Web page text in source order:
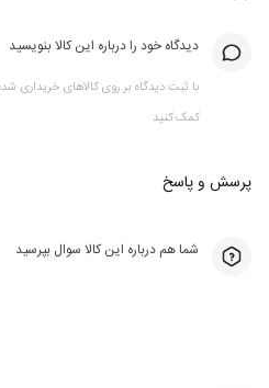
دیدگاه خود را درباره این کالا بنویسید
با ثبت دیدگاه بر روی کالاهای خریداری
کمک کنید
پرسش و پاسخ
شما هم درباره این کالا سوال بپرسید